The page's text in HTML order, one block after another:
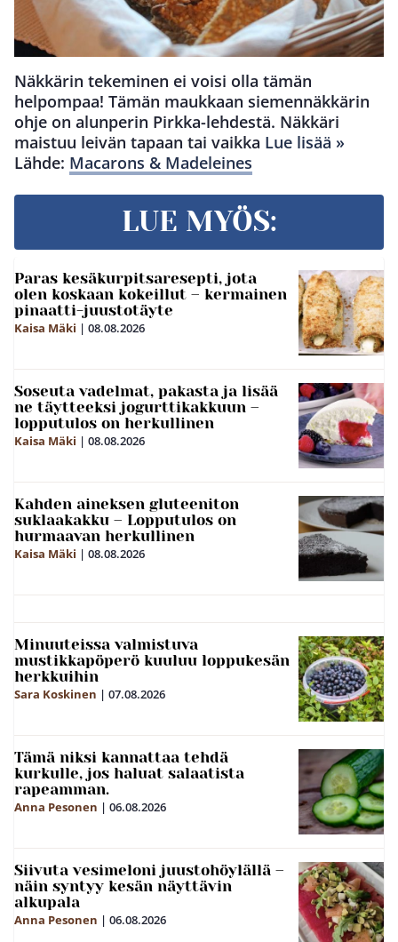
Näkkärin tekeminen ei voisi olla tämän
helpompaa! Tämän maukkaan siemennäkkärin
ohje on alunperin Pirkka-lehdestä. Näkkäri
maistuu leivän tapaan tai vaikka Lue lisää »
Lähde: Macarons & Madeleines
LUE MYÖS:
Paras kesäkurpitsaresepti, jota
olen koskaan kokeillut – kermainen
pinaatti-juustotäyte
Kaisa Mäki | 08.08.2026
Soseuta vadelmat, pakasta ja lisää
ne täytteeksi jogurttikakkuun –
lopputulos on herkullinen
Kaisa Mäki | 08.08.2026
Kahden aineksen gluteeniton
suklaakakku – Lopputulos on
hurmaavan herkullinen
Kaisa Mäki | 08.08.2026
Minuuteissa valmistuva
mustikkapöperö kuuluu loppukesän
herkkuihin
Sara Koskinen | 07.08.2026
Tämä niksi kannattaa tehdä
kurkulle, jos haluat salaatista
rapeamman.
Anna Pesonen | 06.08.2026
Siivuta vesimeloni juustohöylällä –
näin syntyy kesän näyttävin
alkupala
Anna Pesonen | 06.08.2026